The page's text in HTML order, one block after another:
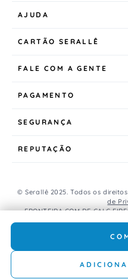
AJUDA
CARTÃO SERALLÊ
FALE COM A GENTE
PAGAMENTO
SEGURANÇA
REPUTAÇÃO
© Serallê 2025. Todos os
de
FRONTEIRA COM DE CALC
Avenida Brasil, 456, Centro,
válido é o do